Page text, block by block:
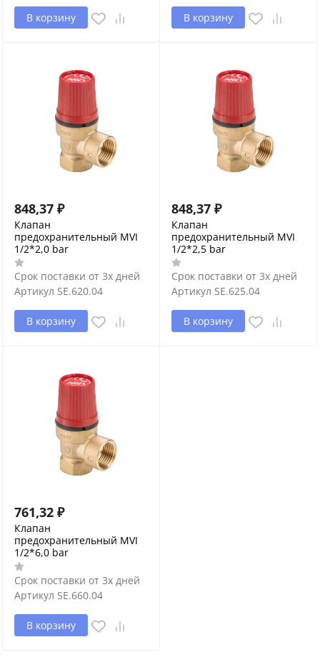
В корзину В корзину
848,37 ₽
Клапан
предохранительный MVI
1/2*2,0 bar
Срок поставки от 3х дней
Артикул SE.620.04
В корзину
848,37 ₽
Клапан
предохранительный MVI
1/2*2,5 bar
Срок поставки от 3х дней
Артикул SE.625.04
В корзину
761,32 ₽
Клапан
предохранительный MVI
1/2*6,0 bar
Срок поставки от 3х дней
Артикул SE.660.04
В корзину